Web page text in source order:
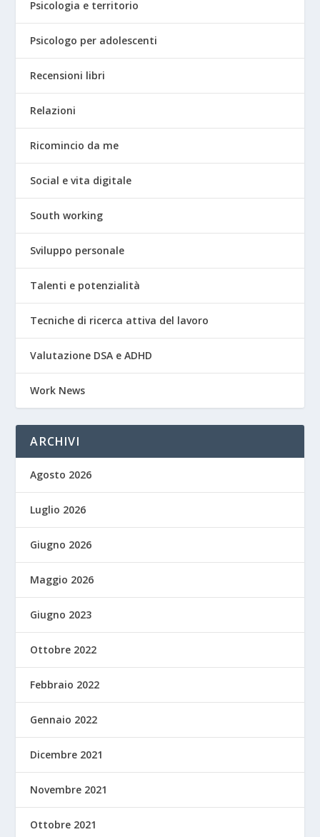
Psicologia e territorio
Psicologo per adolescenti
Recensioni libri
Relazioni
Ricomincio da me
Social e vita digitale
South working
Sviluppo personale
Talenti e potenzialità
Tecniche di ricerca attiva del lavoro
Valutazione DSA e ADHD
Work News
ARCHIVI
Agosto 2026
Luglio 2026
Giugno 2026
Maggio 2026
Giugno 2023
Ottobre 2022
Febbraio 2022
Gennaio 2022
Dicembre 2021
Novembre 2021
Ottobre 2021